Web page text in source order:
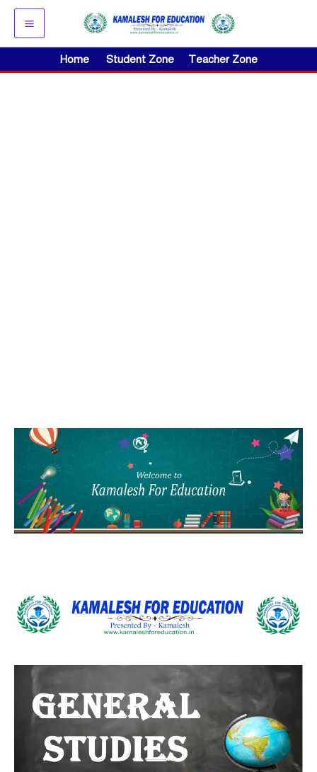
Skip
content
Home Student Zone Teacher Zone